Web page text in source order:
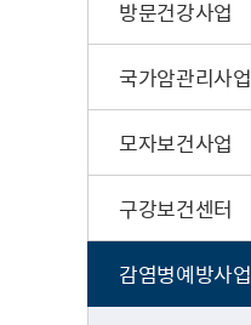
방문건강사업
국가암관리사업
모자보건사업
구강보건센터
감염병예방사업